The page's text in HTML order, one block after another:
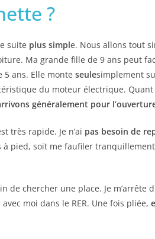
?
suite plus simple. Nous allons tout
Ma grande fille de 9 ans peut
ans. Elle monte seulesimplement
du moteur électrique.
généralement pour
très rapide. Je n’ai pas besoin de
pied, soit me faufiler
de chercher une place. Je m’arrête
avec moi dans le RER. Une fois pliée,